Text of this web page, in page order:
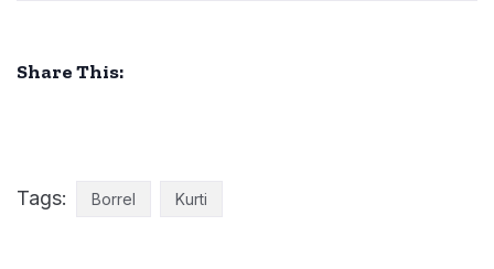
Share This:
Tags: Borrel Kurti